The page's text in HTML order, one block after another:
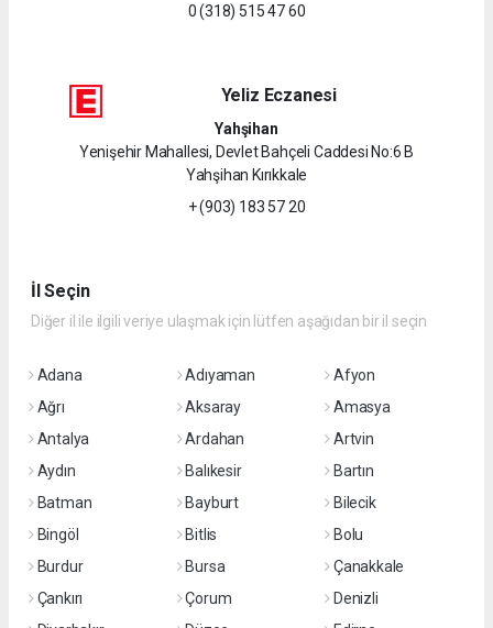
0 (318) 515 47 60
Yeliz Eczanesi
Yahşihan
Yenişehir Mahallesi, Devlet Bahçeli Caddesi No:6 B
Yahşihan Kırıkkale
+ (903) 183 57 20
İl Seçin
Diğer il ile ilgili veriye ulaşmak için lütfen aşağıdan bir il seçin
Adana Adıyaman
Afyon
Ağrı
Aksaray
Amasya
Antalya
Ardahan
Artvin
Aydın
Balıkesir
Bartın
Batman
Bayburt
Bilecik
Bingöl
Bitlis
Bolu
Burdur
Bursa
Çanakkale
Çankırı
Çorum
Denizli